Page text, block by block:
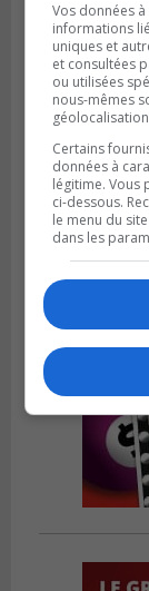
VIEUX-LONGUEUIL
Publié le 3 août
Le Livre
Longueuil
Vos données
informations
uniques et
et consultées
ou utilisées
nous-mêmes
Certains
données à
légitime. Vous
ci-dessous.
le menu du
dans les